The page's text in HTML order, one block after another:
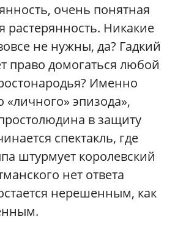
очень понятная
растерянность. Никакие
не нужны, да? Гадкий
право домогаться любой
Именно
«личного» эпизода»,
в защиту
спектакль, где
штурмует королевский
нет ответа
нерешенным, как